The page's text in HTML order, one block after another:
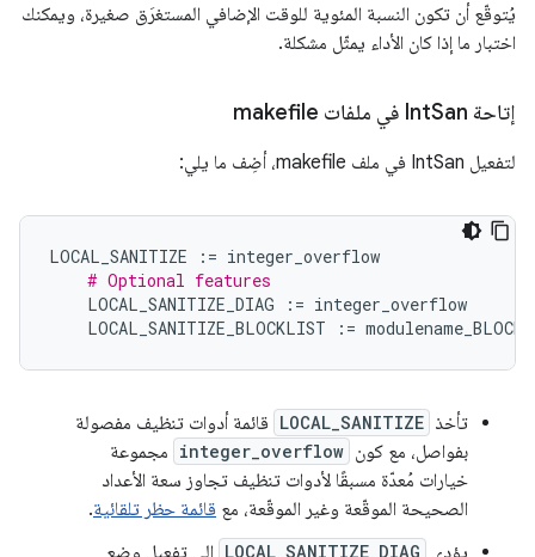
يُتوقّع أن تكون النسبة المئوية للوقت الإضافي المستغرَق صغيرة، ويمكنك
اختبار ما إذا كان الأداء يمثّل مشكلة.
إتاحة Int San في ملفات makefile
لتفعيل IntSan في ملف makefile، أضِف ما يلي:
LOCAL_SANITIZE := integer_overflow
# Optional features
LOCAL_SANITIZE_DIAG
:= integer_overflow
LOCAL_SANITIZE_BLOCKLIST
:=
تأخذ LOCAL_SANITIZE قائمة أدوات تنظيف مفصولة
بفواصل، مع كون integer_overflow مجموعة
خيارات مُعدّة مسبقًا لأدوات تنظيف تجاوز سعة الأعداد
الصحيحة الموقّعة وغير الموقّعة، مع قائمة حظر تلقائية.
يؤدي LOCAL_SANITIZE_DIAG إلى تفعيل وضع